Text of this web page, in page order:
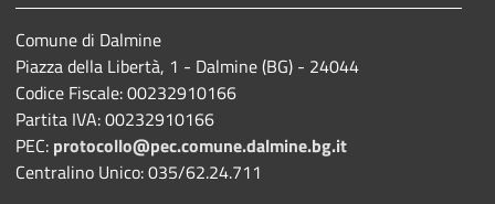
Comune di Dalmine
Piazza della Libertà, 1 - Dalmine (BG) - 24044
Codice Fiscale: 00232910166
Partita IVA: 00232910166
PEC: protocollo@pec.comune.dalmine.bg.it
Centralino Unico: 035/62.24.711